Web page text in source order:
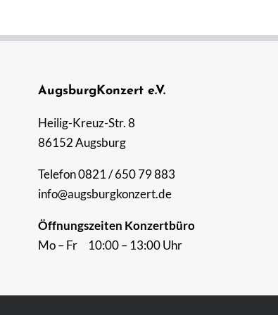
AugsburgKonzert e.V.
Heilig-Kreuz-Str. 8
86152 Augsburg
Telefon 0821 / 650 79 883
info@augsburgkonzert.de
Öffnungszeiten Konzertbüro
Mo – Fr 10:00 – 13:00 Uhr